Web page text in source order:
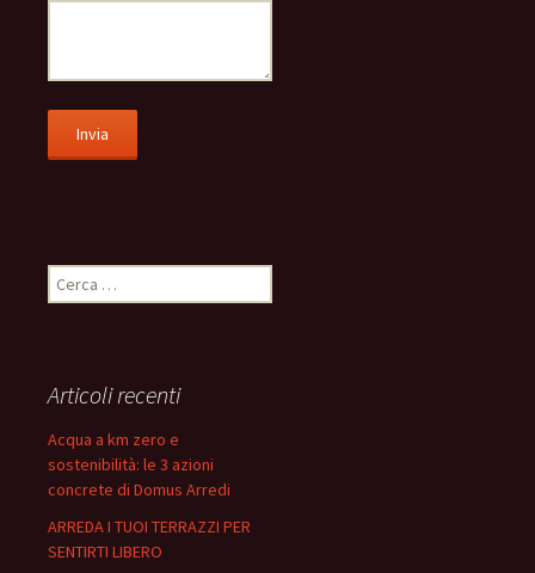
Ricerca
per:
Articoli recenti
Acqua a km zero e
sostenibilità: le 3 azioni
concrete di Domus Arredi
ARREDA I TUOI TERRAZZI PER
SENTIRTI LIBERO